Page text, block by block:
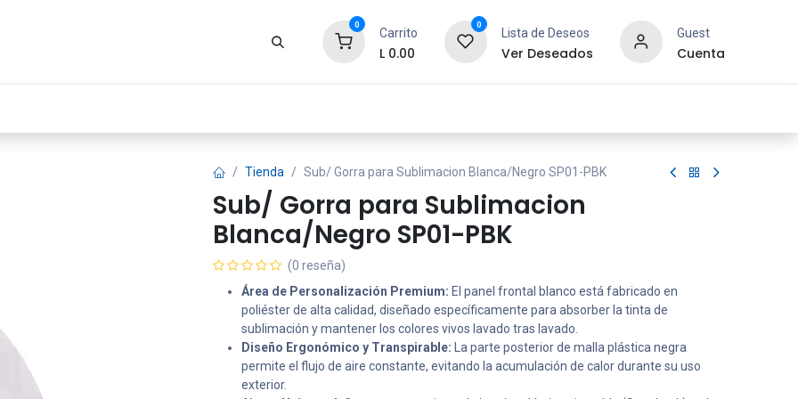
0
Carrito
L 0.00
0
Lista de Deseos
Ver Deseados
Guest
Cuenta
Tienda Sub/ Gorra para Sublimacion Blanca/Negro SP01-PBK
Sub/ Gorra para Sublimacion
Blanca/Negro SP01-PBK
(0 reseña)
Área de Personalización Premium: El panel frontal blanco está fabricado en
poliéster de alta calidad, diseñado específicamente para absorber la tinta de
sublimación y mantener los colores vivos lavado tras lavado.
Diseño Ergonómico y Transpirable: La parte posterior de malla plástica negra
permite el flujo de aire constante, evitando la acumulación de calor durante su uso
exterior.